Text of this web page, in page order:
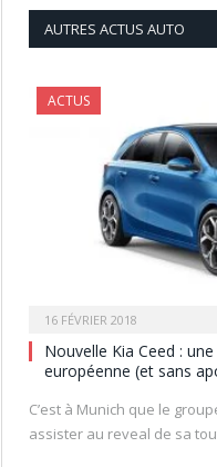
AUTRES ACTUS AUTO
ACTUS
16 FÉVRIER 2018
Nouvelle Kia Ceed :
européenne (et sans
C’est à Munich que le
assister au reveal de sa